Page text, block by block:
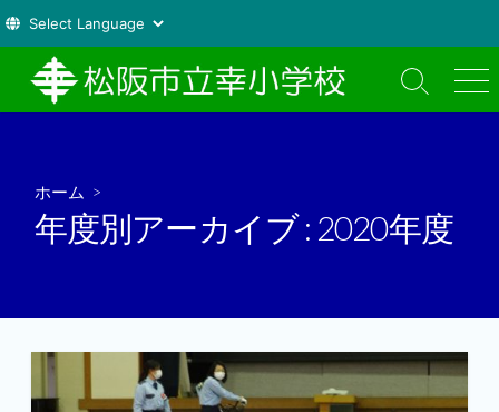
テ
検
索
メ
ニ
ホーム >
年度別アーカイブ : 2020年度